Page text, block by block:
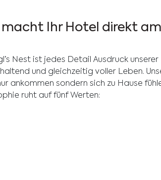
macht Ihr Hotel direkt am
Nest ist jedes Detail Ausdruck
und gleichzeitig voller Leben.
ankommen sondern sich zu Hause
ruht auf fünf Werten: